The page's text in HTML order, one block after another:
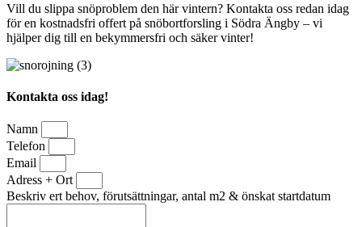
Vill du slippa snöproblem den här vintern? Kontakta oss redan idag
för en kostnadsfri offert på snöbortforsling i Södra Ängby – vi
hjälper dig till en bekymmersfri och säker vinter!
Kontakta oss idag!
Namn
Telefon
Email
Adress + Ort
Beskriv ert behov, förutsättningar, antal m2 & önskat startdatum